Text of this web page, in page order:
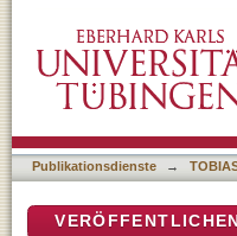
Publikationsdienste →
VERÖFFENTLICHEN